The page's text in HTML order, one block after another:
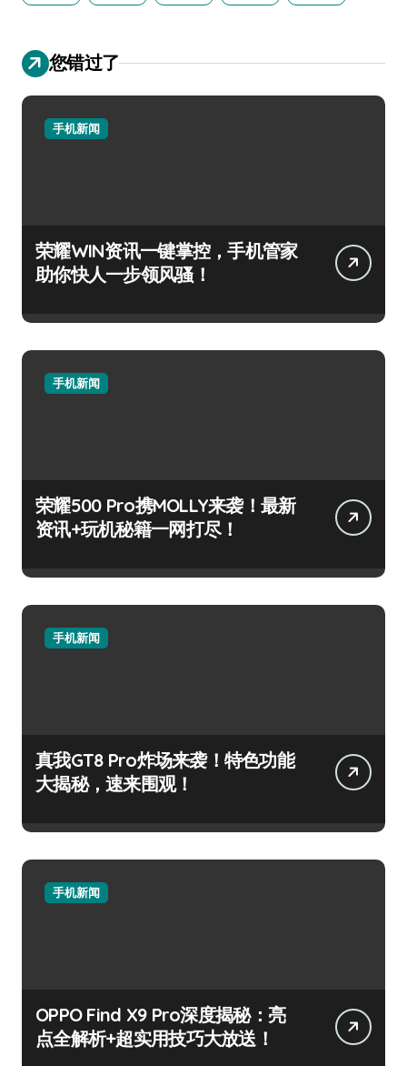
您错过了
手机新闻
荣耀WIN资讯一键掌控，手机管家
助你快人一步领风骚！
手机新闻
荣耀500 Pro携MOLLY来袭！最新
资讯+玩机秘籍一网打尽！
手机新闻
真我GT8 Pro炸场来袭！特色功能
大揭秘，速来围观！
手机新闻
OPPO Find X9 Pro深度揭秘：亮
点全解析+超实用技巧大放送！